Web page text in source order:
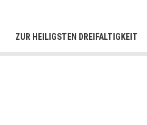
ZUR HEILIGSTEN DREIFALTIGKEIT